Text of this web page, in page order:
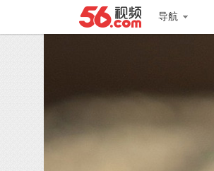
导航